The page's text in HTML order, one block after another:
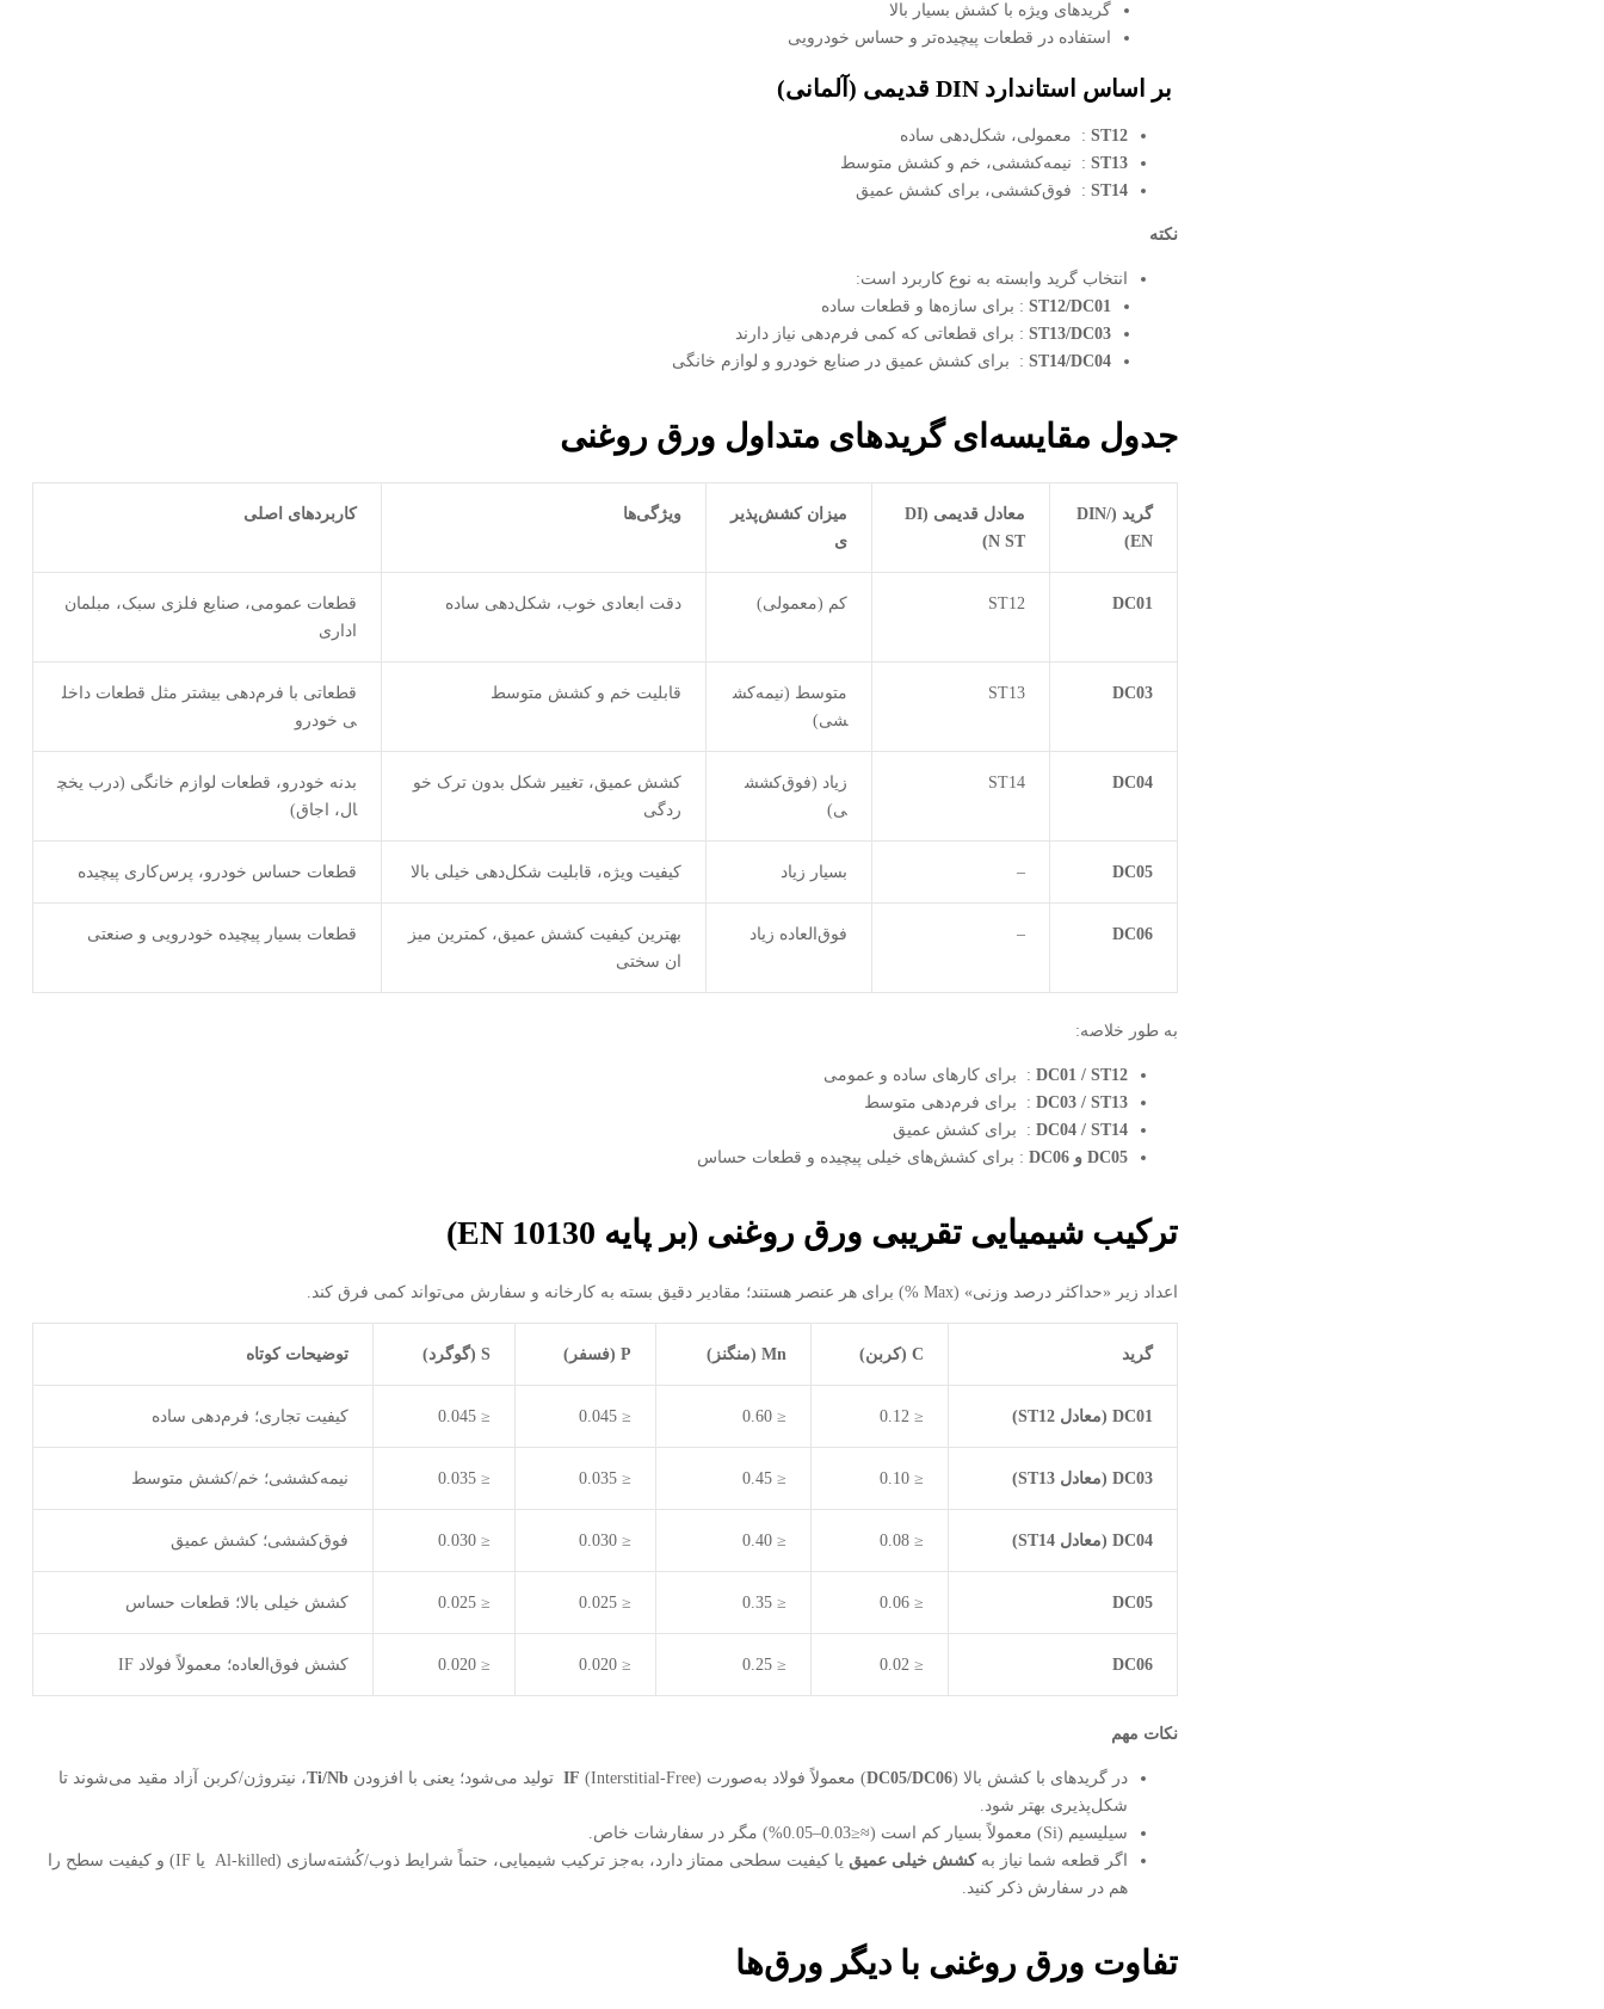
گریدهای ویژه با کشش بسیار بالا
استفاده در قطعات پیچیده‌تر و حساس خودرویی
بر اساس استاندارد DIN قدیمی (آلمانی)
ST12 : معمولی، شکل‌دهی ساده
ST13 : نیمه‌کششی، خم و کشش متوسط
ST14 : فوق‌کششی، برای کشش عمیق
نکته
انتخاب گرید وابسته به نوع کاربرد است:
ST12/DC01 : برای سازه‌ها و قطعات ساده
ST13/DC03 : برای قطعاتی که کمی فرم‌دهی نیاز دارند
ST14/DC04 : برای کشش عمیق در صنایع خودرو و لوازم خانگی
جدول مقایسه‌ای گریدهای متداول ورق روغنی
گرید
(DIN/
EN)
معادل قدیمی
(DI
N ST)
میزان کشش‌پذیر
ی
ویژگی‌ها کاربردهای اصلی
DC01
ST12 کم (معمولی) دقت ابعادی خوب، شکل‌دهی ساده
قطعات عمومی، صنایع فلزی سبک، مبلمان
اداری
DC03
ST13
متوسط (نیمه‌کش
شی)
قابلیت خم و کشش متوسط
قطعاتی با فرم‌دهی بیشتر مثل قطعات داخل
ی خودرو
DC04
ST14
زیاد (فوق‌کشش
ی)
کشش عمیق، تغییر شکل بدون ترک خو
ردگی
بدنه خودرو، قطعات لوازم خانگی (درب یخچ
ال، اجاق)
DC05
– بسیار زیاد کیفیت ویژه، قابلیت شکل‌دهی خیلی بالا قطعات حساس خودرو، پرس‌کاری پیچیده
DC06
– فوق‌العاده زیاد
بهترین کیفیت کشش عمیق، کمترین میز
ان سختی
قطعات بسیار پیچیده خودرویی و صنعتی
به طور خلاصه:
DC01 / ST12 : برای کارهای ساده و عمومی
DC03 / ST13 : برای فرم‌دهی متوسط
DC04 / ST14 : برای کشش عمیق
DC05 و : برای کشش‌های خیلی پیچیده و قطعات حساس
ترکیب شیمیایی تقریبی ورق روغنی (بر پایه )
اعداد زیر «حداکثر درصد وزنی» (Max %) برای هر عنصر هستند؛ مقادیر دقیق بسته به کارخانه و سفارش می‌تواند کمی فرق کند.
گرید C (کربن) Mn (منگنز) P (فسفر) S (گوگرد) توضیحات کوتاه
DC01 (معادل )
≤ 0.12
≤ 0.60
≤ 0.045
≤ 0.045 کیفیت تجاری؛ فرم‌دهی ساده
DC03 (معادل )
≤ 0.10
≤ 0.45
≤ 0.035
≤ 0.035 نیمه‌کششی؛ خم/کشش متوسط
DC04 (معادل )
≤ 0.08
≤ 0.40
≤ 0.030
≤ 0.030 فوق‌کششی؛ کشش عمیق
DC05
≤ 0.06
≤ 0.35
≤ 0.025
≤ 0.025 کشش خیلی بالا؛ قطعات حساس
DC06
≤ 0.02
≤ 0.25
≤ 0.020
≤ 0.020 کشش فوق‌العاده؛ معمولاً فولاد IF
نکات مهم
در گریدهای با کشش بالا (DC05/DC06) معمولاً فولاد به‌صورت IF (Interstitial-Free) تولید می‌شود؛ یعنی با افزودن Ti/Nb، نیتروژن/کربن آزاد مقید می‌شوند تا
شکل‌پذیری بهتر شود.
سیلیسیم (Si) معمولاً بسیار کم است (≈≤0.03–0.05%) مگر در سفارشات خاص.
اگر قطعه شما نیاز به کشش خیلی عمیق
یا کیفیت سطحی ممتاز دارد، به‌جز ترکیب شیمیایی، حتماً شرایط ذوب/کُشته‌سازی (Al-killed یا IF) و کیفیت سطح را
هم در سفارش ذکر کنید.
تفاوت ورق روغنی با دیگر ورق‌ها